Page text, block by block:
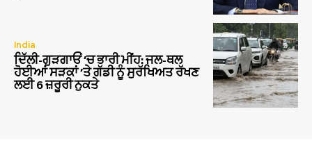
India
ਦਿੱਲੀ-ਗੁੜਗਾਓਂ ‘ਚ ਭਾਰੀ ਮੀਂਹ: ਜਲ-ਥਲ
ਹੋਈਆਂ ਸੜਕਾਂ ‘ਤੇ ਗੱਡੀ ਨੂੰ ਸੁਰੱਖਿਅਤ ਰੱਖਣ
ਲਈ 6 ਜ਼ਰੂਰੀ ਨੁਕਤੇ